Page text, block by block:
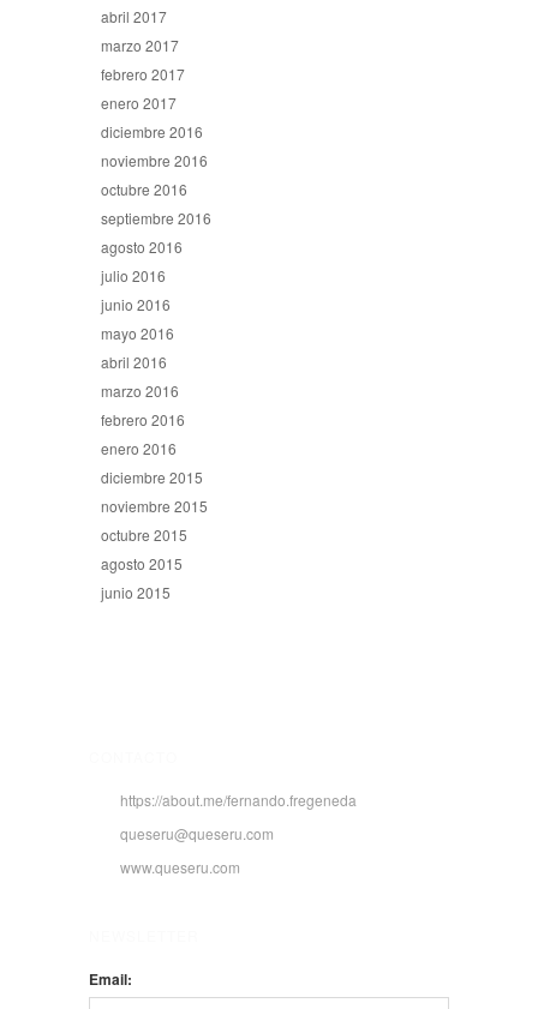
abril 2017
marzo 2017
febrero 2017
enero 2017
diciembre 2016
noviembre 2016
octubre 2016
septiembre 2016
agosto 2016
julio 2016
junio 2016
mayo 2016
abril 2016
marzo 2016
febrero 2016
enero 2016
diciembre 2015
noviembre 2015
octubre 2015
agosto 2015
junio 2015
https://about.me/fernando.fregeneda
queseru@queseru.com
www.queseru.com
Email: